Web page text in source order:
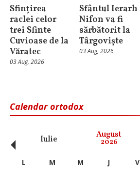
Sfințirea
raclei celor
trei Sfinte
Cuvioase de la
Văratec
03 Aug, 2026
Sfântul Ierarh
Nifon va fi
sărbătorit la
Târgoviște
03 Aug, 2026
Calendar ortodox
Iulie August
2026
‹ L M M J V